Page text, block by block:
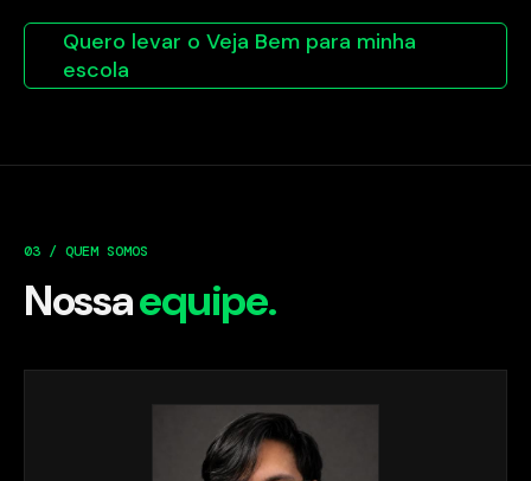
Quero levar o Veja Bem para minha
escola
03 / QUEM SOMOS
Nossaequipe.